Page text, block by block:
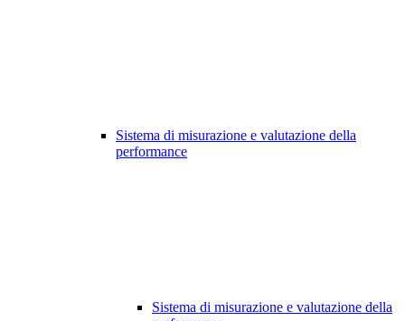
Sistema di misurazione e valutazione della
performance
Sistema di misurazione e valutazione della